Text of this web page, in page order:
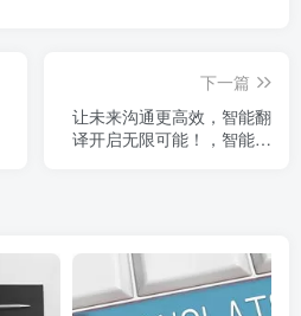
下一篇
让未来沟通更高效，智能翻
译开启无限可能！，智能翻